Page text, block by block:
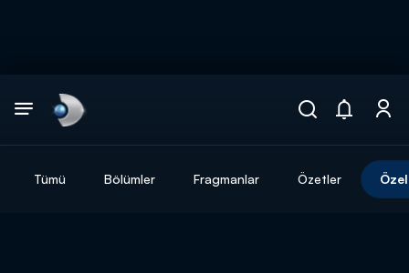
Tümü Bölümler Fragmanlar Özetler